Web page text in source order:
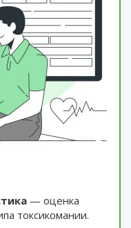
— оценка
токсикомании.